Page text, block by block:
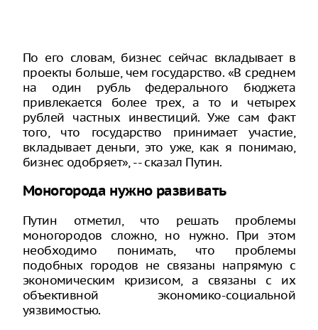
По его словам, бизнес сейчас вкладывает в
проекты больше, чем государство. «В среднем
на один рубль федерального бюджета
привлекается более трех, а то и четырех
рублей частных инвестиций. Уже сам факт
того, что государство принимает участие,
вкладывает деньги, это уже, как я понимаю,
бизнес одобряет», -- сказал Путин.
Моногорода нужно развивать
Путин отметил, что решать проблемы
моногородов сложно, но нужно. При этом
необходимо понимать, что проблемы
подобных городов не связаны напрямую с
экономическим кризисом, а связаны с их
объективной экономико-социальной
уязвимостью.